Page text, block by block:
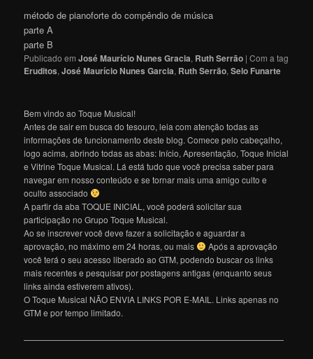
método de pianoforte do compêndio de música
parte A
parte B
Publicado em José Maurício Nunes Gracia, Ruth Serrão |Com a tag
Eruditos,José Maurício Nunes Garcia, Ruth Serrão,Selo Funarte
Bem vindo ao Toque Musical!
Antes de sair em busca do tesouro, leia com atenção todas as
informações de funcionamento deste blog. Comece pelo cabeçalho,
logo acima, abrindo todas as abas: Início, Apresentação, Toque Inicial
e Vitrine Toque Musical. Lá está tudo que você precisa saber para
navegar em nosso conteúdo e se tornar mais uma amigo culto e
oculto associado
A partir da aba TOQUE INICIAL, você poderá solicitar sua
participação no Grupo Toque Musical.
Ao se inscrever você deve fazer a solicitação e aguardar a
aprovação, no máximo em 24 horas, ou mais
Após a aprovação
você terá o seu acesso liberado ao GTM, podendo buscar os links
mais recentes e pesquisar por postagens antigas (enquanto seus
links ainda estiverem ativos).
O Toque Musical NÃO ENVIA LINKS POR E-MAIL. Links apenas no
GTM e por tempo limitado.
———————————————————————————————